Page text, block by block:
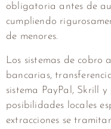
obligatoria antes de
cumpliendo
de menores.
Los sistemas de cobro
bancarias,
sistema PayPal, Skrill
posibilidades locales
extracciones se